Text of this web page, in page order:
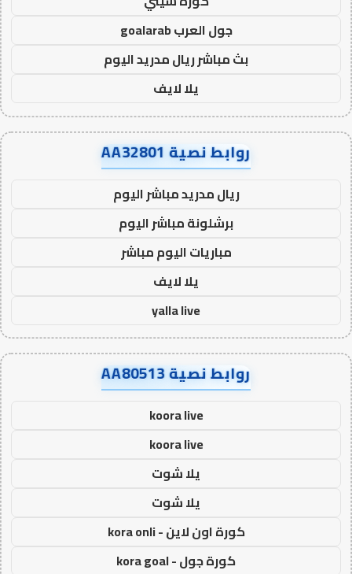
جول العرب goalarab
بث مباشر ريال مدريد اليوم
يلا لايف
روابط نصية AA32801
ريال مدريد مباشر اليوم
برشلونة مباشر اليوم
مباريات اليوم مباشر
يلا لايف
yalla live
روابط نصية AA80513
koora live
koora live
يلا شوت
يلا شوت
كورة اون لاين - kora onli
كورة جول - kora goal